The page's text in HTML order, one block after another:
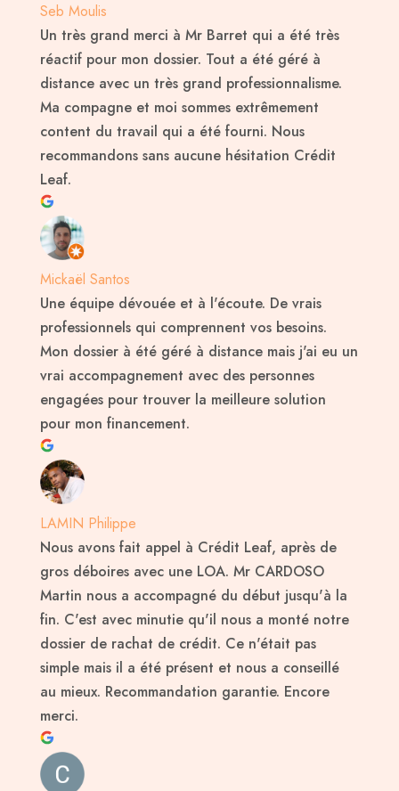
Seb Moulis
Un très grand merci à Mr Barret qui a été très
réactif pour mon dossier. Tout a été géré à
distance avec un très grand professionnalisme.
Ma compagne et moi sommes extrêmement
content du travail qui a été fourni. Nous
recommandons sans aucune hésitation Crédit
Leaf.
Mickaël Santos
Une équipe dévouée et à l'écoute. De vrais
professionnels qui comprennent vos besoins.
Mon dossier à été géré à distance mais j'ai eu un
vrai accompagnement avec des personnes
engagées pour trouver la meilleure solution
pour mon financement.
LAMIN Philippe
Nous avons fait appel à Crédit Leaf, après de
gros déboires avec une LOA. Mr CARDOSO
Martin nous a accompagné du début jusqu'à la
fin. C'est avec minutie qu'il nous a monté notre
dossier de rachat de crédit. Ce n'était pas
simple mais il a été présent et nous a conseillé
au mieux. Recommandation garantie. Encore
merci.